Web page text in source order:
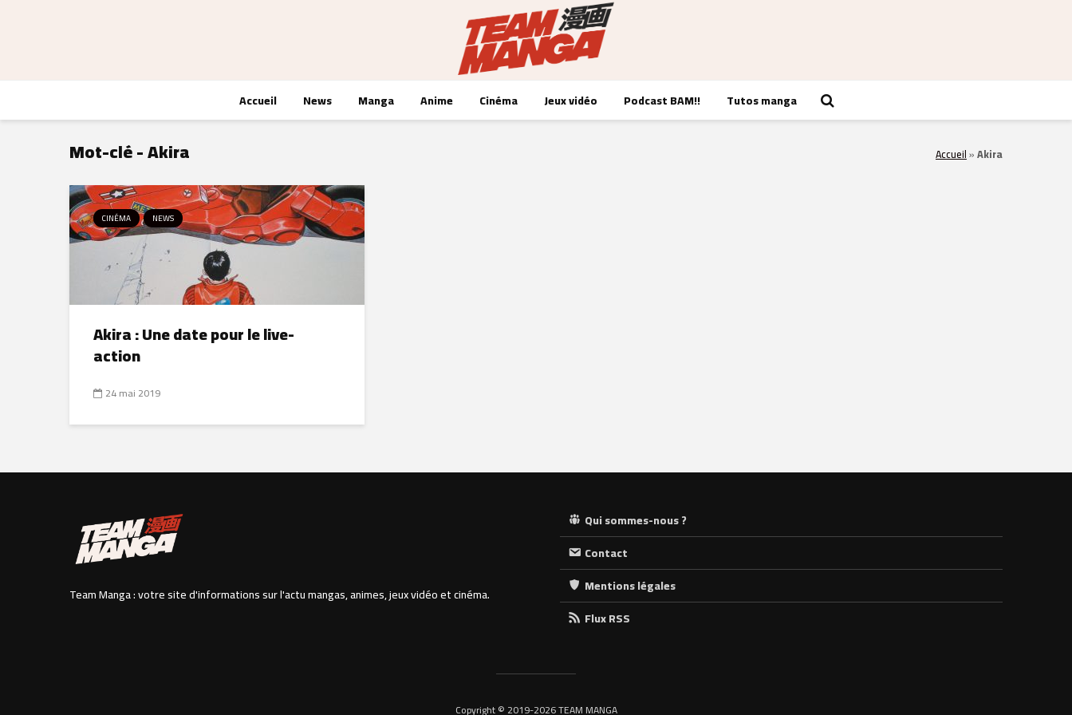
Accueil News Manga Anime Cinéma Jeux vidéo Podcast BAM!! Tutos manga
Mot-clé - Akira Accueil»Akira
CINÉMA NEWS
Akira : Une date pour le live-
action
24 mai 2019
Team Manga : votre site d'informations sur l'actu mangas, animes, jeux vidéo et cinéma.
Qui sommes-nous ?
Contact
Mentions légales
Flux RSS
Copyright © 2019-2026 TEAM MANGA